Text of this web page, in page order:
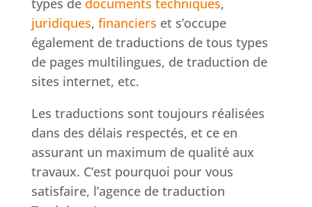
types de documents techniques,
juridiques, financiers et s’occupe
également de traductions de tous types
de pages multilingues, de traduction de
sites internet, etc.
Les traductions sont toujours réalisées
dans des délais respectés, et ce en
assurant un maximum de qualité aux
travaux. C’est pourquoi pour vous
satisfaire, l’agence de traduction